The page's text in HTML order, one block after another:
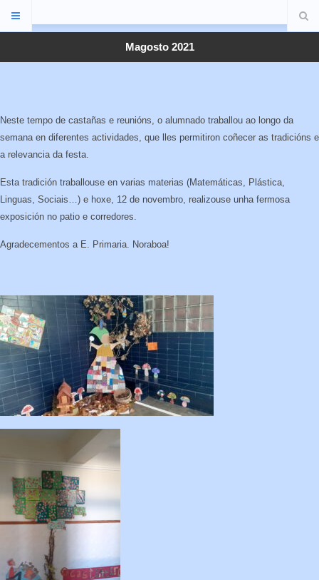
Magosto 2021
Neste tempo de castañas e reunións, o alumnado traballou ao longo da
semana en diferentes actividades, que lles permitiron coñecer as tradicións e
a relevancia da festa.
Esta tradición traballouse en varias materias (Matemáticas, Plástica,
Linguas, Sociais…) e hoxe, 12 de novembro, realizouse unha fermosa
exposición no patio e corredores.
Agradecementos a E. Primaria. Noraboa!